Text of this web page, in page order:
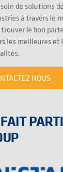
de solutions
à travers le
le bon
les meilleures et
NOUS